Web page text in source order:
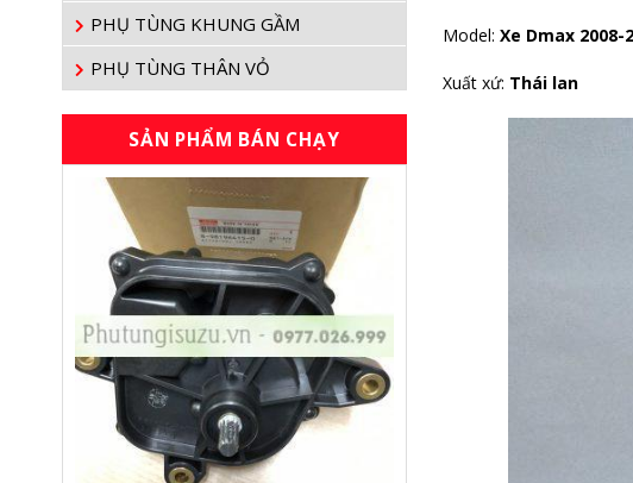
PHỤ TÙNG KHUNG GẦM
PHỤ TÙNG THÂN VỎ
SẢN PHẨM BÁN CHẠY
Model: Xe Dmax 2008-
Xuất xứ: Thái lan